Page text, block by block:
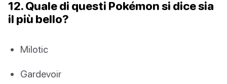
12. Quale di questi Pokémon si dice sia
il più bello?
Milotic
Gardevoir